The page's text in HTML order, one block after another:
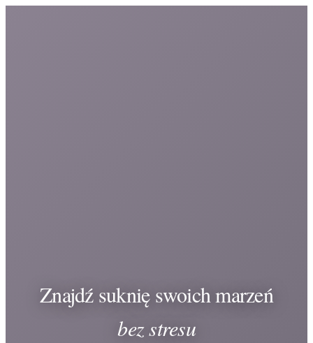
Znajdź suknię swoich marzeń
bez stresu